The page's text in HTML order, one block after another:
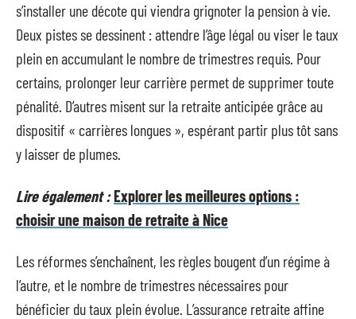
s’installer une décote qui viendra grignoter la pension à vie.
Deux pistes se dessinent : attendre l’âge légal ou viser le taux
plein en accumulant le nombre de trimestres requis. Pour
certains, prolonger leur carrière permet de supprimer toute
pénalité. D’autres misent sur la retraite anticipée grâce au
dispositif « carrières longues », espérant partir plus tôt sans
y laisser de plumes.
Lire également :Explorer les meilleures options :
choisir une maison de retraite à Nice
Les réformes s’enchaînent, les règles bougent d’un régime à
l’autre, et le nombre de trimestres nécessaires pour
bénéficier du taux plein évolue. L’assurance retraite affine